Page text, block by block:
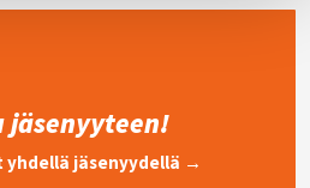
jäsenyyteen!
yhdellä jäsenyydellä →